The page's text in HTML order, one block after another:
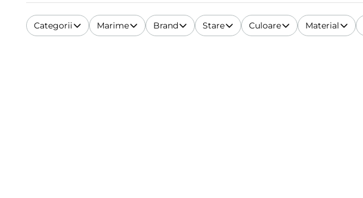
Categorii Marime Brand Stare Culoare Material